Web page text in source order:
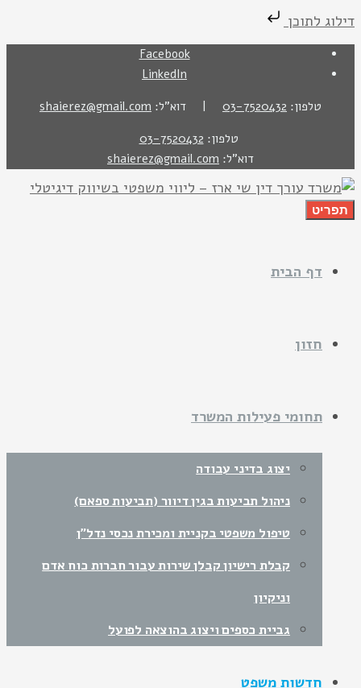
דילוג לתוכן
Facebook
LinkedIn
טלפון: 03-7520432 | דוא"ל: shaierez@gmail.com
טלפון: 03-7520432
דוא"ל: shaierez@gmail.com
תפריט
דף הבית
חזון
תחומי פעילות המשרד
יצוג בדיני עבודה
ניהול תביעות בגין דיוור (תביעות ספאם)
טיפול משפטי בקניית ומכירת נכסי נדל"ן
קבלת רישיון קבלן שירות עבור חברות כוח אדם
וניקיון
גביית כספים ויצוג בהוצאה לפועל
חדשות משפט